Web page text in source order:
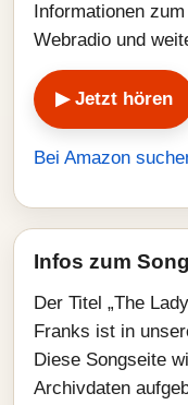
Informationen
Webradio und
▶ Jetzt hören
Bei Amazon
Infos zum Song
Der Titel „The
Franks ist in
Diese Songseite
Archivdaten